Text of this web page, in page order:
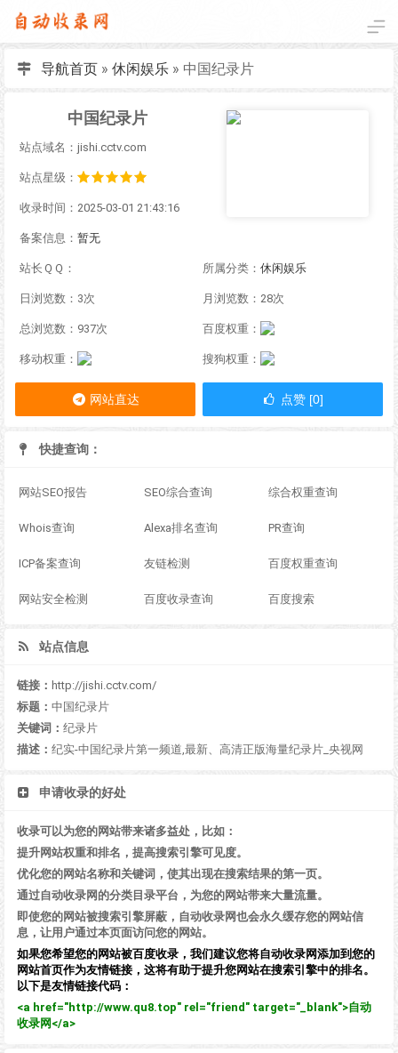
导航首页» 休闲娱乐» 中国纪录片
中国纪录片
站点域名：jishi.cctv.com
站点星级：
收录时间：2025-03-01 21:43:16
备案信息： 暂无
站长ＱＱ： 所属分类： 休闲娱乐
日浏览数：3次 月浏览数：28次
总浏览数：937次 百度权重：
移动权重： 搜狗权重：
网站直达 点赞 [0]
快捷查询：
网站SEO报告 SEO综合查询 综合权重查询
Whois查询 Alexa排名查询 PR查询
ICP备案查询 友链检测 百度权重查询
网站安全检测 百度收录查询 百度搜索
站点信息
链接： http://jishi.cctv.com/
标题： 中国纪录片
关键词： 纪录片
描述： 纪实-中国纪录片第一频道,最新、高清正版海量纪录片_央视网
申请收录的好处
收录可以为您的网站带来诸多益处，比如：
提升网站权重和排名，提高搜索引擎可见度。
优化您的网站名称和关键词，使其出现在搜索结果的第一页。
通过自动收录网的分类目录平台，为您的网站带来大量流量。
即使您的网站被搜索引擎屏蔽，自动收录网也会永久缓存您的网站信
息，让用户通过本页面访问您的网站。
如果您希望您的网站被百度收录，我们建议您将自动收录网添加到您的
网站首页作为友情链接，这将有助于提升您网站在搜索引擎中的排名。
以下是友情链接代码：
<a href="http://www.qu8.top" rel="friend" target="_blank">自动
收录网</a>